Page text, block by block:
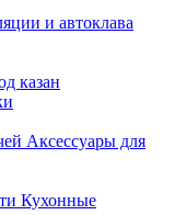
и автоклава
казан
Аксессуары для
Кухонные